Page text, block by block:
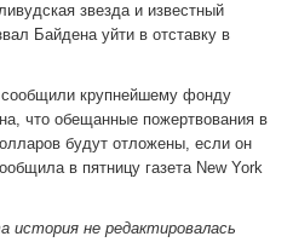
звезда и известный
Байдена уйти в отставку в
крупнейшему фонду
что обещанные пожертвования в
будут отложены, если он
в пятницу газета New York
история не редактировалась